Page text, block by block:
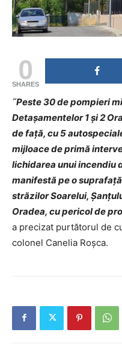
0
SHARES
˝Peste 30 de pompieri
Detașamentelor 1 și 2
de față, cu 5
mijloace de primă
lichidarea unui incendiu
manifestă pe o
străzilor Soarelui,
Oradea, cu pericol de
a precizat purtătorul de
colonel Canelia Roșca.